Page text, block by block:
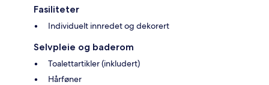
Fasiliteter
Individuelt innredet og dekorert
Selvpleie og baderom
Toalettartikler (inkludert)
Hårføner